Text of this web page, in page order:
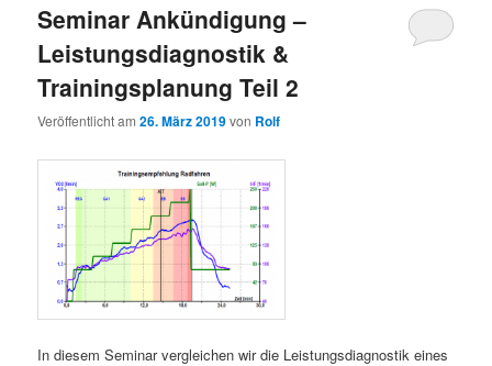
Seminar Ankündigung –
Leistungsdiagnostik &
Trainingsplanung Teil 2
Veröffentlicht am26. März 2019von Rolf
In diesem Seminar vergleichen wir die Leistungsdiagnostik eines